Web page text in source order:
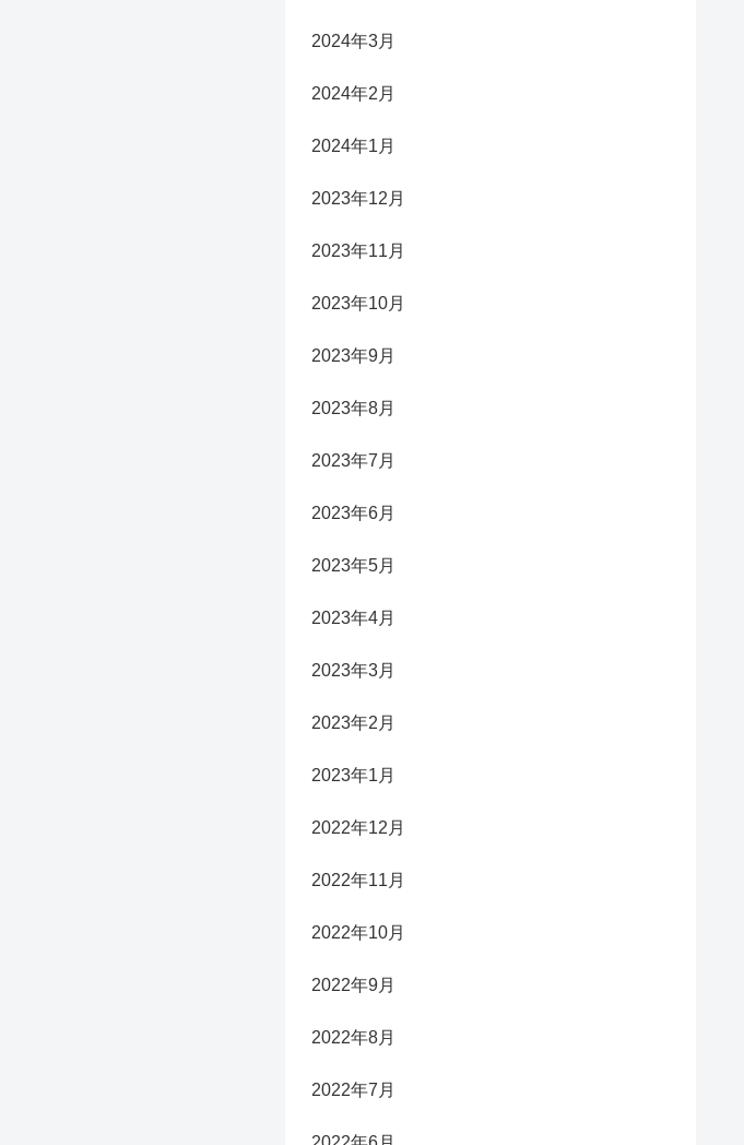
2024年3月
2024年2月
2024年1月
2023年12月
2023年11月
2023年10月
2023年9月
2023年8月
2023年7月
2023年6月
2023年5月
2023年4月
2023年3月
2023年2月
2023年1月
2022年12月
2022年11月
2022年10月
2022年9月
2022年8月
2022年7月